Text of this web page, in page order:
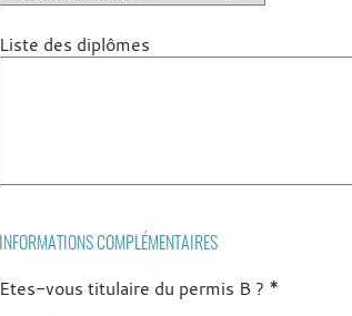
Liste des diplômes
INFORMATIONS COMPLÉMENTAIRES
Etes-vous titulaire du permis B ? *